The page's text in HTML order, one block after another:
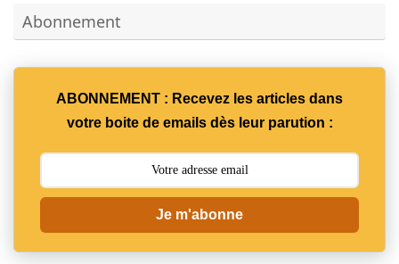
Abonnement
ABONNEMENT : Recevez les articles dans
votre boite de emails dès leur parution :
Je m'abonne